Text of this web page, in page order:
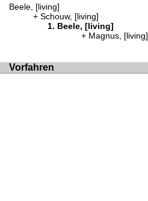
Beele, [living]
Schouw, [living]
Beele, [living]
Magnus, [living]
Vorfahren